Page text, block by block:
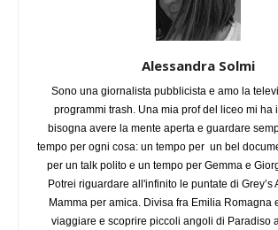
Alessandra Solmi
Sono una giornalista pubblicista e amo la
programmi trash. Una mia prof del liceo mi ha
bisogna avere la mente aperta e guardare
tempo per ogni cosa: un tempo per un bel
per un talk polito e un tempo per Gemma e
Potrei riguardare all'infinito le puntate di Grey’s
Mamma per amica. Divisa fra Emilia Romagna
viaggiare e scoprire piccoli angoli di Paradiso